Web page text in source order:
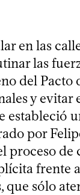
en las
las
del Pacto
y evitar
estableció
por
proceso de
frente
que sólo